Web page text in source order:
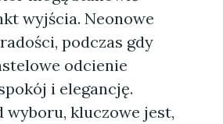
wyjścia. Neonowe
podczas gdy
odcienie
i elegancję.
wyboru, kluczowe jest,